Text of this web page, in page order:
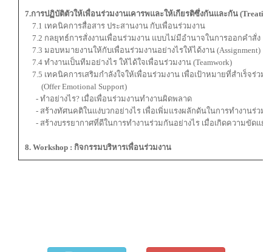
7.การปฏิบัติตัวให้เพื่อนร่วมงานเคารพและให้เกียรติซึ่งกันและกัน (Treating
7.1 เทคนิคการสื่อสาร ประสานงาน กับเพื่อนร่วมงาน
7.2 กลยุทธ์การสั่งงานเพื่อนร่วมงาน แบบไม่มีอำนาจในการออกคำสั่ง
7.3 มอบหมายงานให้กับเพื่อนร่วมงานอย่างไรให้ได้งาน (Assignment)
7.4 ทำงานเป็นทีมอย่างไร ให้ได้ใจเพื่อนร่วมงาน (Teamwork)
7.5 เทคนิคการเสริมกำลังใจให้เพื่อนร่วมงาน เพื่อเป้าหมายที่สำเร็จร่วม
(Offer Emotional Support)
- ทำอย่างไร? เมื่อเพื่อนร่วมงานทำงานผิดพลาด
- สร้างทัศนคติในแง่บวกอย่างไร เพื่อเพิ่มแรงผลักดันในการทำงานร่วม
- สร้างบรรยากาศที่ดีในการทำงานร่วมกันอย่างไร เมื่อเกิดความขัดแย้
8. Workshop : กิจกรรมบริหารเพื่อนร่วมงาน